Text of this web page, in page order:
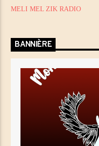
MELI MEL ZIK RADIO
BANNIÈRE